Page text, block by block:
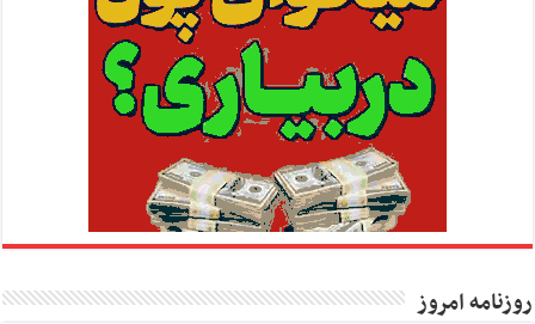
روزنامه امروز